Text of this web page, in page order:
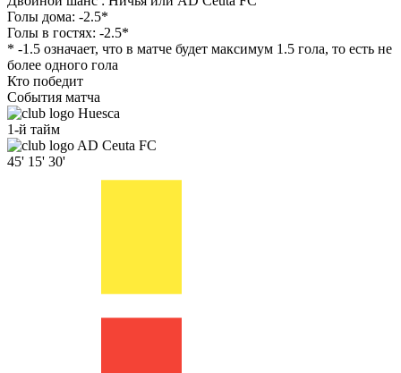
Голы дома: -2.5*
Голы в гостях: -2.5*
* -1.5 означает, что в матче будет максимум 1.5 гола, то есть не
более одного гола
Кто победит
События матча
Huesca
1-й тайм
AD Ceuta FC
45' 15' 30'